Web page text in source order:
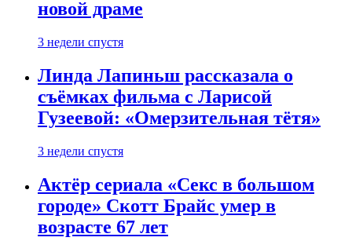
новой драме
3 недели спустя
Линда Лапиньш рассказала о
съёмках фильма с Ларисой
Гузеевой: «Омерзительная тётя»
3 недели спустя
Актёр сериала «Секс в большом
городе» Скотт Брайс умер в
возрасте 67 лет